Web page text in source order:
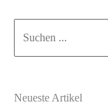
Neueste Artikel